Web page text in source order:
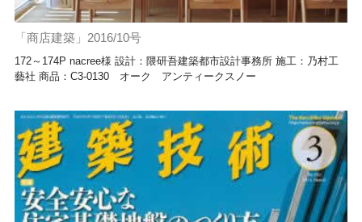
「商店建築」2016/10号
172～174P nacree様 設計：隈研吾建築都市設計事務所 施工：乃村工
藝社 商品：C3-0130 オーク アンティークスノー